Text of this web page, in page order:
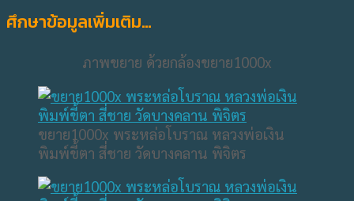
ศึกษาข้อมูลเพิ่มเติม…
ภาพขยาย ด้วยกล้องขยาย1000x
ขยาย1000x พระหล่อโบราณ หลวงพ่อเงิน
พิมพ์ขี้ตา สี่ชาย วัดบางคลาน พิจิตร